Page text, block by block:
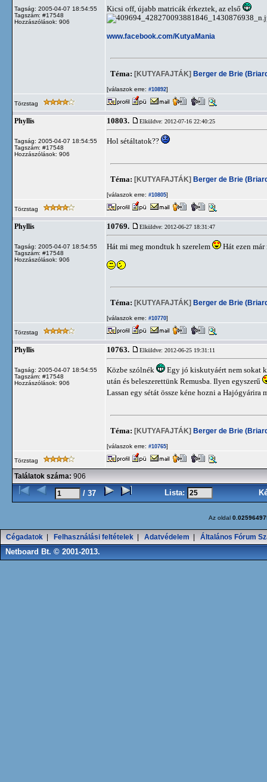
Tagság: 2005-04-07 18:54:55
Tagszám: #17548
Hozzászólások: 906
Kicsi off, újabb matricák érkeztek, az első
www.facebook.com/KutyaMania
Téma: [KUTYAFAJTÁK] Berger de Brie
[válaszok erre: #10892]
Törzstag
Phyllis
Tagság: 2005-04-07 18:54:55
Tagszám: #17548
Hozzászólások: 906
10803. Elküldve: 2012-07-16 22:40:25
Hol sétáltatok??
Téma: [KUTYAFAJTÁK] Berger de Brie
[válaszok erre: #10805]
Törzstag
Phyllis
Tagság: 2005-04-07 18:54:55
Tagszám: #17548
Hozzászólások: 906
10769. Elküldve: 2012-06-27 18:31:47
Hát mi meg mondtuk h szerelem Hát ezen
Téma: [KUTYAFAJTÁK] Berger de Brie
[válaszok erre: #10770]
Törzstag
Phyllis
Tagság: 2005-04-07 18:54:55
Tagszám: #17548
Hozzászólások: 906
10763. Elküldve: 2012-06-25 19:31:11
Közbe szólnék
Egy jó kiskutyáért nem sokat
után és beleszerettünk Remusba. Ilyen egyszerű
Lassan egy sétát össze kéne hozni a
Téma: [KUTYAFAJTÁK] Berger de Brie
[válaszok erre: #10765]
Törzstag
Találatok száma: 906
/ 37 Lista:
Az oldal
Cégadatok Felhasználási feltételek Adatvédelem Általános Fórum
Netboard Bt. © 2001-2013.